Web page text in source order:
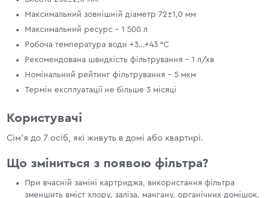
Максимальний зовнішній діаметр 72±1,0 мм
Максимальний ресурс - 1 500 л
Робоча температура води +3…+43 °С
Рекомендована швидкість фільтрування - 1 л/хв
Номінальний рейтинг фільтрування - 5 мкм
Термін експлуатації не більше 3 місяці
Користувачі
Сім'я до 7 осіб, які живуть в домі або квартирі.
Що зміниться з появою фільтра?
При вчасній заміні картриджа, використання фільтра
зменшить вміст хлору, заліза, мангану, органічних домішок.